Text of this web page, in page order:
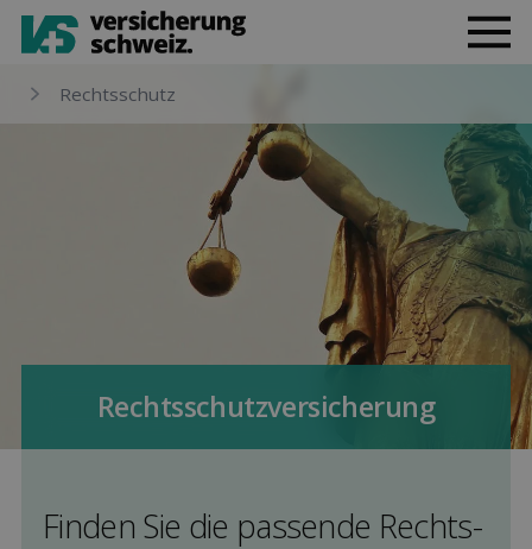
Rechts­schutz
Rechts­schutz­versicherung
Finden Sie die pas­sende Rechts­